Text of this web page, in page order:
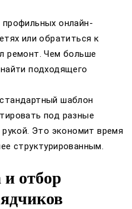
онлайн-
или обратиться к
ремонт. Чем больше
подходящего
шаблон
под разные
Это экономит время
структурированным.
отбор